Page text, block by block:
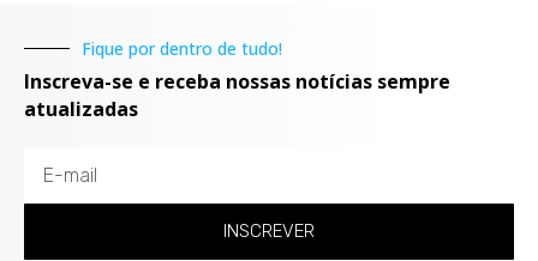
Fique por dentro de tudo!
Inscreva-se e receba nossas notícias sempre
atualizadas
INSCREVER